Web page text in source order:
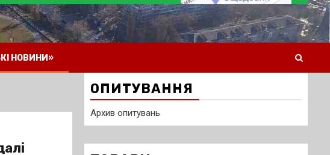
НОВИНИ»
ОПИТУВАННЯ
Архив опитувань